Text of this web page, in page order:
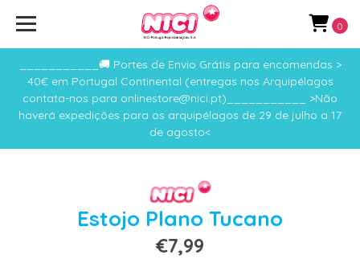
___________🚚 Portes de Envio Grátis para encomendas >
40€ em Portugal Continental (entregas nos Arquipélagos
contata-nos para onlinestore@nici.pt)___________ >Não
haverá expedições para os arquipélagos de 29 de julho a 17
de agosto<
0
Estojo Plano Tucano
€7,99